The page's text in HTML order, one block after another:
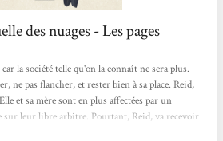
des nuages - Les pages
la société telle qu'on la connaît ne sera plus.
ne pas flancher, et rester bien à sa place. Reid,
et sa mère sont en plus affectées par un
sur leur libre arbitre. Pourtant, Reid, va recevoir